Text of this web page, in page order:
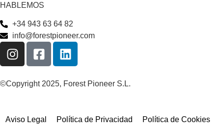
HABLEMOS
+34 943 63 64 82
info@forestpioneer.com
©Copyright 2025, Forest Pioneer S.L.
Aviso Legal Política de Privacidad Política de Cookies